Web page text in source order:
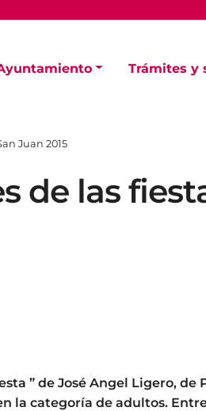
Trámites y
Juan 2015
de las
” de José Angel Ligero,
la categoría de adultos. Entre